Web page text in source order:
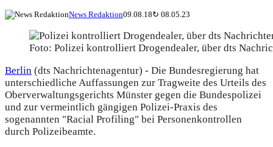
News Redaktion09.08.18↻ 08.05.23
Foto: Polizei kontrolliert Drogendealer, über dts
Berlin (dts Nachrichtenagentur) - Die Bundesregierung hat
unterschiedliche Auffassungen zur Tragweite des Urteils des
Oberverwaltungsgerichts Münster gegen die Bundespolizei
und zur vermeintlich gängigen Polizei-Praxis des
sogenannten "Racial Profiling" bei Personenkontrollen
durch Polizeibeamte.